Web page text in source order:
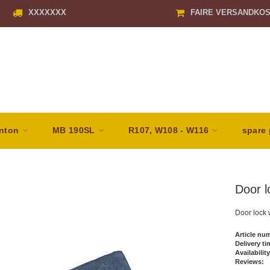
XXXXXXX FAIRE
MB 190SL R107, W108 - W116 spare
Door
Door lock
Article
Delivery
Reviews: